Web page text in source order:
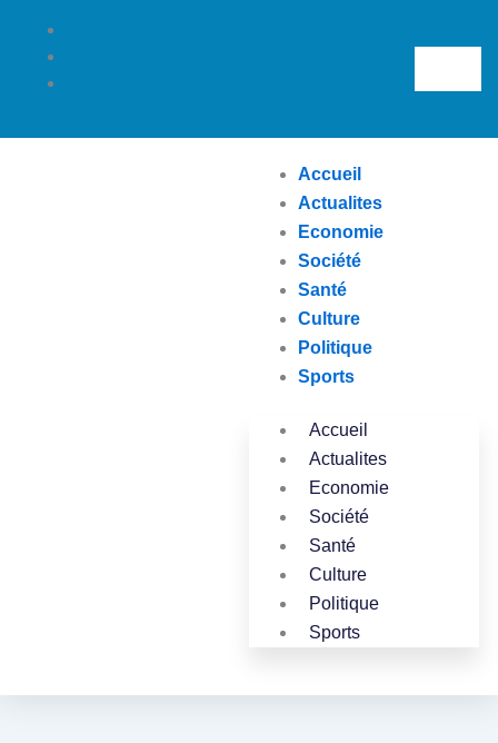
contenu
Accueil
Actualites
Economie
Société
Santé
Culture
Politique
Sports
Accueil
Actualites
Economie
Société
Santé
Culture
Politique
Sports